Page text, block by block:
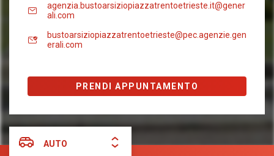
agenzia.bustoarsiziopiazzatrentoetrieste.it@gener
ali.com
bustoarsiziopiazzatrentoetrieste@pec.agenzie.gen
erali.com
PRENDI APPUNTAMENTO
AUTO